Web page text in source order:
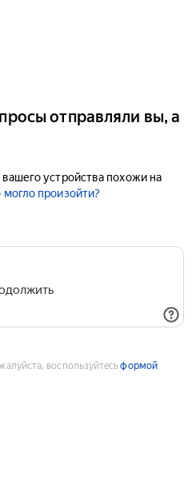
отправляли вы, а
устройства похожи на
произойти?
воспользуйтесьформой